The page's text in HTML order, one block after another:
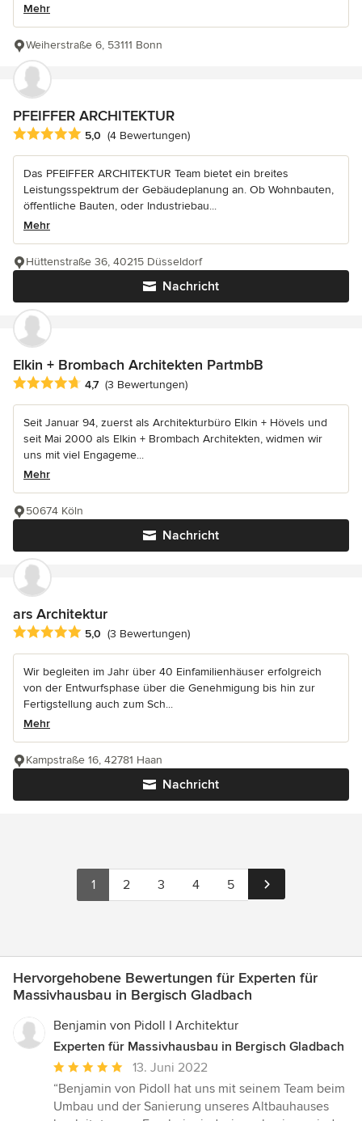
Mehr
Weiherstraße 6, 53111 Bonn
PFEIFFER ARCHITEKTUR
Durchschnittliche Bewertung: 5 von 5 Sternen
5,0 (4 Bewertungen)
Das PFEIFFER ARCHITEKTUR Team bietet ein breites
Leistungsspektrum der Gebäudeplanung an. Ob Wohnbauten,
öffentliche Bauten, oder Industriebau...
Mehr
Nachricht
Hüttenstraße 36, 40215 Düsseldorf
Elkin + Brombach Architekten PartmbB
Durchschnittliche Bewertung: 4.7 von 5 Sternen
4,7 (3 Bewertungen)
Seit Januar 94, zuerst als Architekturbüro Elkin + Hövels und
seit Mai 2000 als Elkin + Brombach Architekten, widmen wir
uns mit viel Engageme...
Mehr
Nachricht
50674 Köln
ars Architektur
Durchschnittliche Bewertung: 5 von 5 Sternen
5,0 (3 Bewertungen)
Wir begleiten im Jahr über 40 Einfamilienhäuser erfolgreich
von der Entwurfsphase über die Genehmigung bis hin zur
Fertigstellung auch zum Sch...
Mehr
Nachricht
Kampstraße 16, 42781 Haan
1 2 3 4 5
Hervorgehobene Bewertungen für Experten für
Massivhausbau in Bergisch Gladbach
Benjamin von Pidoll I Architektur
Experten für Massivhausbau in Bergisch Gladbach
Durchschnittliche
Bewertung:
5
13. Juni 2022
“Benjamin von Pidoll hat uns mit seinem Team beim
Umbau und der Sanierung unseres Altbauhauses